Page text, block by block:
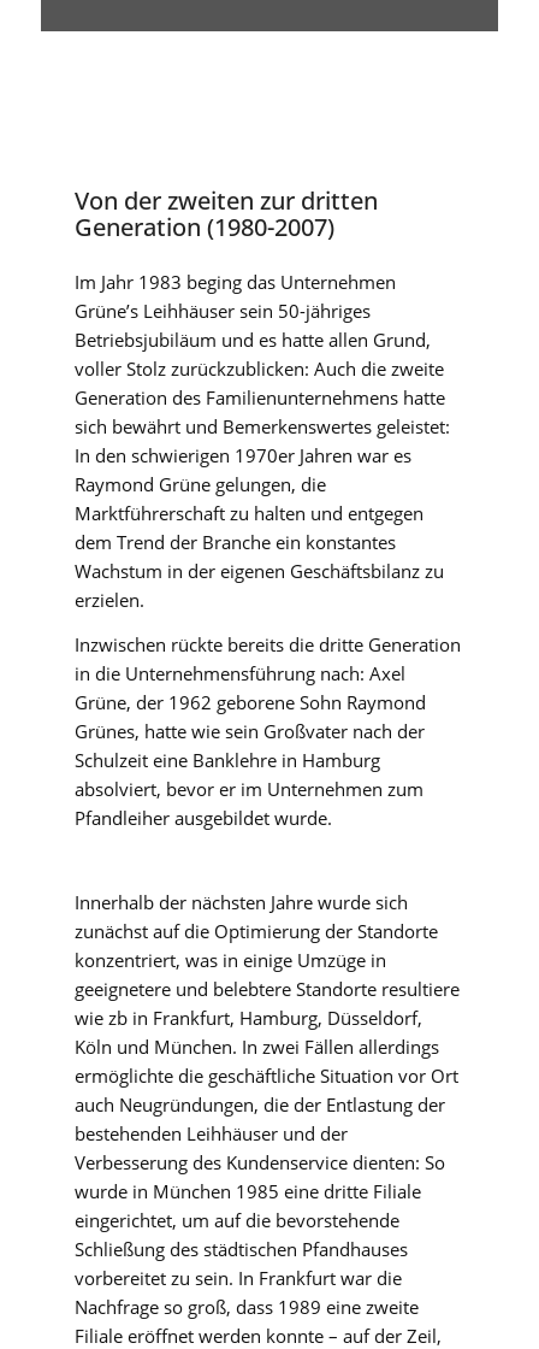
Von der zweiten zur dritten
Generation (1980-2007)
Im Jahr 1983 beging das Unternehmen
Grüne’s Leihhäuser sein 50-jähriges
Betriebsjubiläum und es hatte allen Grund,
voller Stolz zurückzublicken: Auch die zweite
Generation des Familienunternehmens hatte
sich bewährt und Bemerkenswertes geleistet:
In den schwierigen 1970er Jahren war es
Raymond Grüne gelungen, die
Marktführerschaft zu halten und entgegen
dem Trend der Branche ein konstantes
Wachstum in der eigenen Geschäftsbilanz zu
erzielen.
Inzwischen rückte bereits die dritte Generation
in die Unternehmensführung nach: Axel
Grüne, der 1962 geborene Sohn Raymond
Grünes, hatte wie sein Großvater nach der
Schulzeit eine Banklehre in Hamburg
absolviert, bevor er im Unternehmen zum
Pfandleiher ausgebildet wurde.
Innerhalb der nächsten Jahre wurde sich
zunächst auf die Optimierung der Standorte
konzentriert, was in einige Umzüge in
geeignetere und belebtere Standorte resultiere
wie zb in Frankfurt, Hamburg, Düsseldorf,
Köln und München. In zwei Fällen allerdings
ermöglichte die geschäftliche Situation vor Ort
auch Neugründungen, die der Entlastung der
bestehenden Leihhäuser und der
Verbesserung des Kundenservice dienten: So
wurde in München 1985 eine dritte Filiale
eingerichtet, um auf die bevorstehende
Schließung des städtischen Pfandhauses
vorbereitet zu sein. In Frankfurt war die
Nachfrage so groß, dass 1989 eine zweite
Filiale eröffnet werden konnte – auf der Zeil,